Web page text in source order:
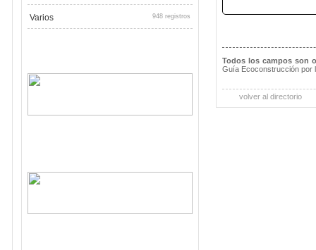
Varios 948 registros
Todos los campos son
Guía Ecoconstrucción por
volver al directorio